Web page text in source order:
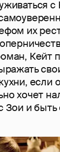
их
Кейт
если
хочет
Зои и быть